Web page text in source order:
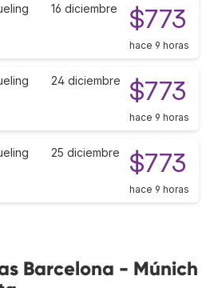
16 diciembre $773
hace 9 horas
24 diciembre $773
hace 9 horas
25 diciembre $773
hace 9 horas
Barcelona - Múnich